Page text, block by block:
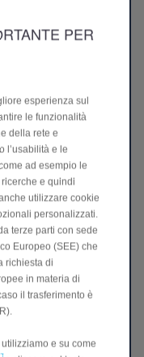
percorrere gli ultimi
PER
esperienza sul
le funzionalità
della rete e
l’usabilità e le
ad esempio le
e quindi
utilizzare cookie
personalizzati.
terze parti con sede
Europeo (SEE) che
richiesta di
in materia di
il trasferimento è
e su come